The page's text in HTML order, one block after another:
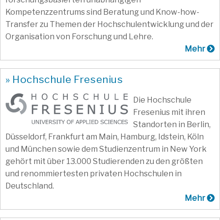
Kompetenzzentrums sind Beratung und Know-how-
Transfer zu Themen der Hochschulentwicklung und der
Organisation von Forschung und Lehre.
Mehr
» Hochschule Fresenius
Die Hochschule
Fresenius mit ihren
Standorten in Berlin,
Düsseldorf, Frankfurt am Main, Hamburg, Idstein, Köln
und München sowie dem Studienzentrum in New York
gehört mit über 13.000 Studierenden zu den größten
und renommiertesten privaten Hochschulen in
Deutschland.
Mehr